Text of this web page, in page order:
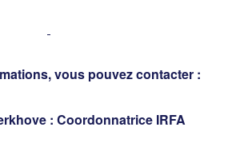
vous pouvez contacter :
: Coordonnatrice IRFA